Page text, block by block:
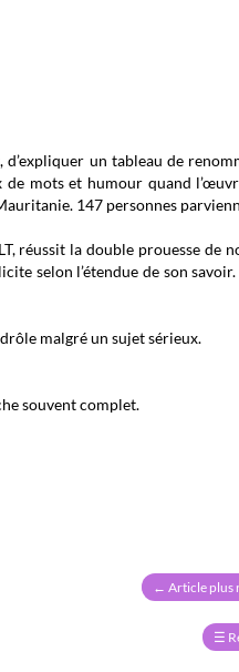
un tableau de
mots et humour quand
147 personnes
réussit la double prouesse
selon l’étendue de son
malgré un sujet sérieux.
souvent complet.
← Article plus
☰